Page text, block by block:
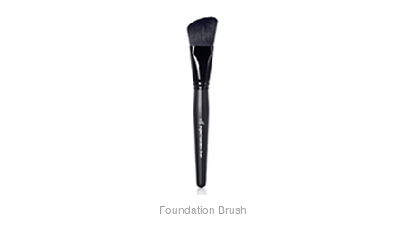
Foundation Brush